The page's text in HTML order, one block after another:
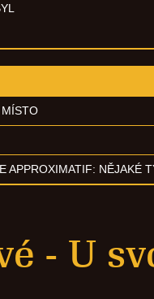
APPROXIMATIF: NĚJAKÉ
- U